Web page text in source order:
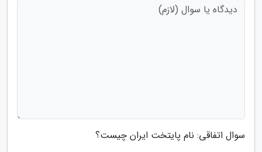
سوال اتفاقی: نام پایتخت ایران چیست؟